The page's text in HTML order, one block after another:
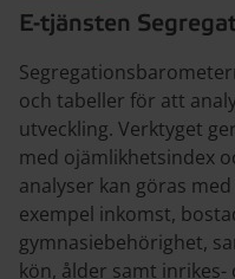
E-tjänsten
och tabeller för att
utveckling. Verktyget
med ojämlikhetsindex
analyser kan göras
exempel inkomst,
gymnasiebehörighet,
kön, ålder samt